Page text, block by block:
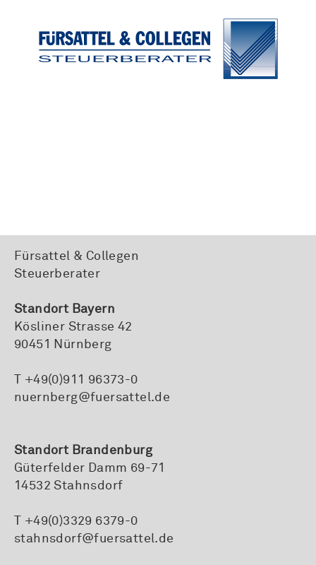
Fürsattel & Collegen
Steuerberater
Standort Bayern
Kösliner Strasse 42
90451 Nürnberg
T +49(0)911 96373-0
nuernberg@fuersattel.de
Standort Brandenburg
Güterfelder Damm 69-71
14532 Stahnsdorf
T +49(0)3329 6379-0
stahnsdorf@fuersattel.de